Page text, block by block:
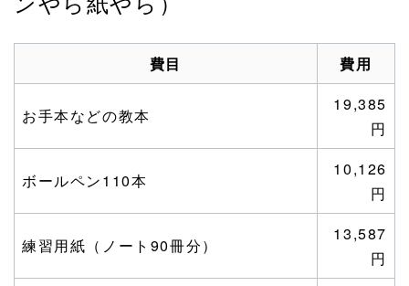
費目 費用
お手本などの教本
19,385
円
ボールペン110本
10,126
円
練習用紙（ノート90冊分）
13,587
円